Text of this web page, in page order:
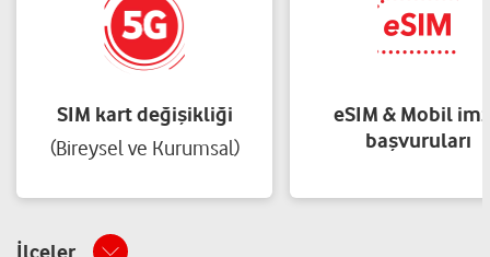
SIM kart değişikliği
(Bireysel ve Kurumsal)
eSIM & Mobil
başvuruları
İlçeler